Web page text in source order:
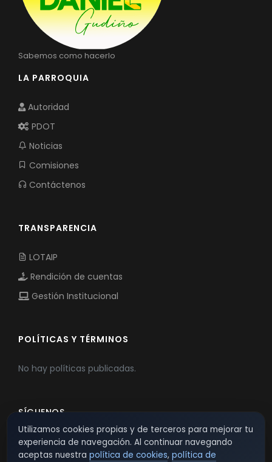
Sabemos como hacerlo
LA PARROQUIA
Autoridad
PDOT
Noticias
Comisiones
Contáctenos
TRANSPARENCIA
LOTAIP
Rendición de cuentas
Gestión Institucional
POLÍTICAS Y TÉRMINOS
No hay políticas publicadas.
SÍGUENOS
Utilizamos cookies propias y de terceros para mejorar tu
experiencia de navegación. Al continuar navegando
aceptas nuestra política de cookies, política de